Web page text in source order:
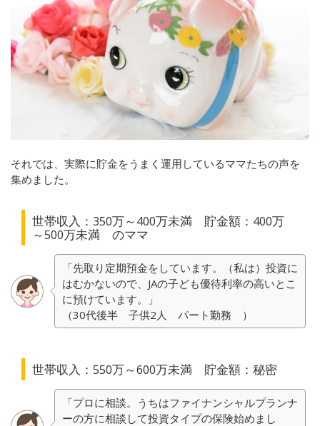
それでは、実際に貯金をうまく運用しているママたちの声を
集めました。
世帯収入：350万～400万未満 貯金額：400万
～500万未満 のママ
「先取り定期預金をしています。（私は）投資に
はむかないので、JAの子ども優待利率の高いとこ
に預けています。」
（30代後半 子供2人 パート勤務 ）
世帯収入：550万～600万未満 貯金額：秘密
「プロに相談。うちはファイナンシャルプランナ
ーの方に相談して投資タイプの保険始めまし